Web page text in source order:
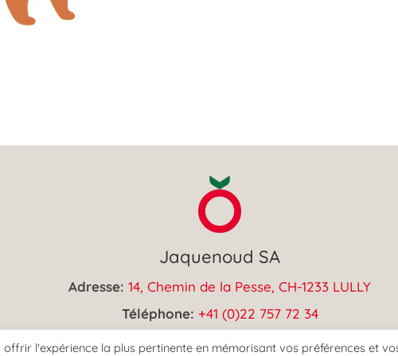
Jaquenoud SA
Adresse: 14, Chemin de la Pesse, CH-1233 LULLY
Téléphone: +41 (0)22 757 72 34
E-mail:
info@jaquenoudsa.ch
l'expérience la plus pertinente en mémorisant vos préférences et